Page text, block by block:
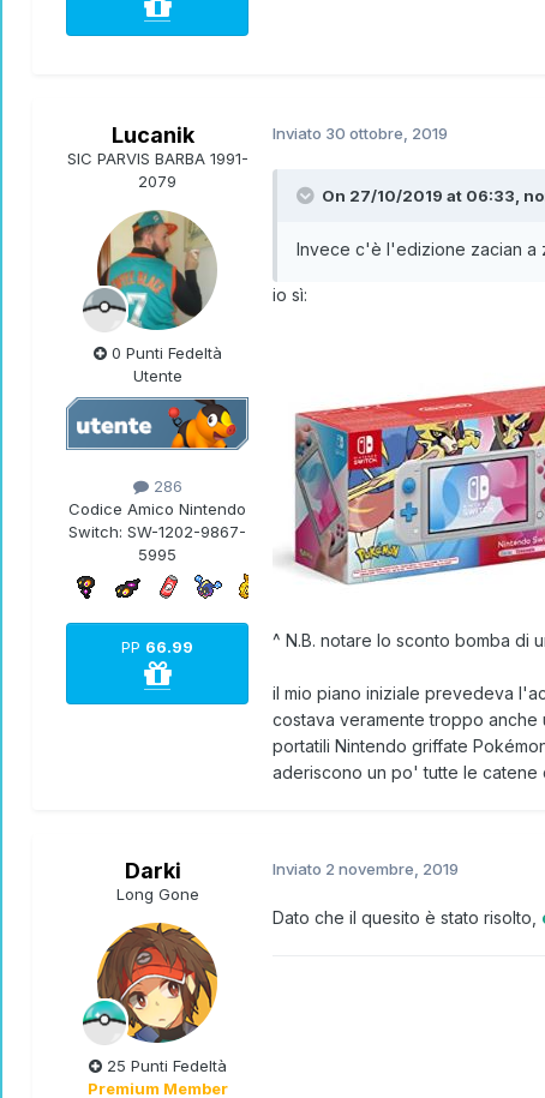
Total Drama Regions
Lucanik
SIC PARVIS BARBA 1991-
2079
0 Punti Fedeltà
Utente
286
Codice Amico Nintendo
Switch: SW-1202-9867-
5995
PP 66.99
Inviato 30 ottobre, 2019
On 27/10/2019 at 06:33,
Invece c'è l'edizione zacian a
io sì:
^ N.B. notare lo sconto bomba di
il mio piano iniziale prevedeva
costava veramente troppo anche
portatili Nintendo griffate
aderiscono un po' tutte le
Darki
Long Gone
25 Punti Fedeltà
Premium Member
Inviato 2 novembre, 2019
Dato che il quesito è stato risolto,